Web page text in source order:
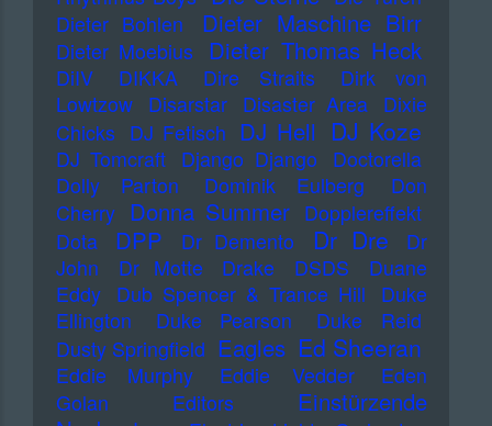
Dieter Bohlen
Dieter Maschine Birr
Dieter Moebius Dieter Thomas Heck
DiIV DIKKA Dire Straits
Dirk von
Lowtzow
Disarstar Disaster Area
Dixie
Chicks DJ Fetisch DJ Hell DJ Koze
DJ Tomcraft Django Django
Doctorella
Dolly Parton
Dominik Eulberg
Don
Cherry Donna Summer Dopplereffekt
Dota
DPP Dr Demento Dr Dre
Dr
John
Dr Motte Drake DSDS
Duane
Eddy
Dub Spencer & Trance Hill
Duke
Ellington
Duke Pearson
Duke Reid
Dusty Springfield Eagles Ed Sheeran
Eddie Murphy Eddie Vedder
Eden
Golan
Editors
Einstürzende